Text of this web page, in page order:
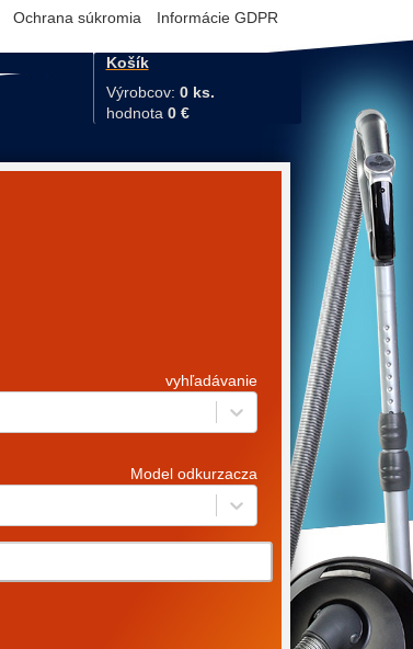
Ochrana súkromia Informácie GDPR
Košík
Výrobcov: 0 ks.
hodnota 0 €
vyhľadávanie
Model odkurzacza